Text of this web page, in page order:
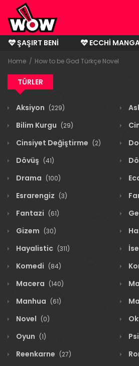
ŞAŞIRT BENI
ECCHI
BITMIŞ MANGALAR
Home How to be God Türkçe Novel
TÜRLER
Aksiyon (229)
Bilim Kurgu (29)
Cinsiyet Değiştirme (2)
Dövüş (41)
Drama (100)
Esrarengiz (3)
Fantazi (61)
Gizem (30)
Hayalistic (311)
Komedi (84)
Macera (140)
Manhua (61)
Novel (0)
Oyun (1)
Reenkarne (27)